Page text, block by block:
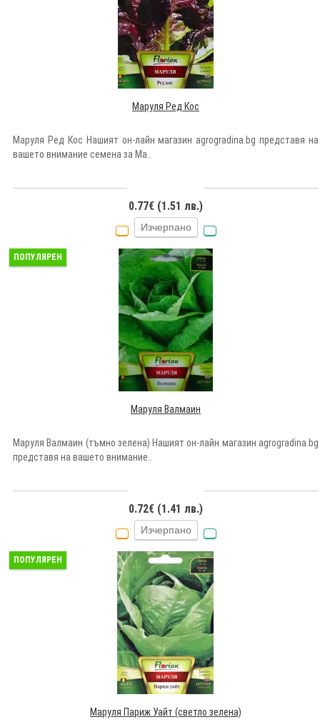
Маруля Ред Кос
Маруля Ред Кос Нашият он-лайн магазин agrogradina.bg представя на
вашето внимание семена за Ма..
0.77€ (1.51 лв.)
Изчерпано
ПОПУЛЯРЕН
Маруля Валмаин
Маруля Валмаин (тъмно зелена) Нашият он-лайн магазин agrogradina.bg
представя на вашето внимание..
0.72€ (1.41 лв.)
Изчерпано
ПОПУЛЯРЕН
Маруля Париж Уайт (светло зелена)